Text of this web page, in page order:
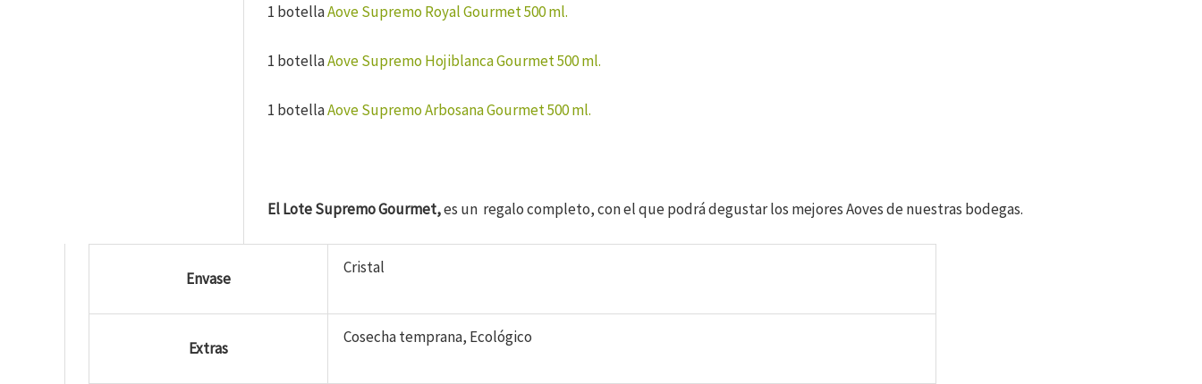
1 botellaAove Supremo Royal Gourmet 500 ml.
1 botellaAove Supremo Hojiblanca Gourmet 500 ml.
1 botellaAove Supremo Arbosana Gourmet 500 ml.
El Lote Supremo Gourmet,es un regalo completo, con el que podrá degustar los mejores Aoves de nuestras bodegas.
Envase
Cristal
Extras
Cosecha temprana, Ecológico